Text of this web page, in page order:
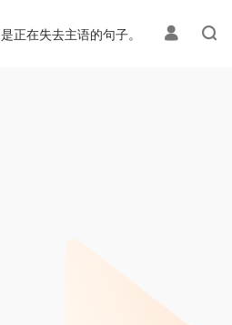
是正在失去主语的句子。